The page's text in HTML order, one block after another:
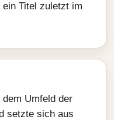
Titel zuletzt im
Umfeld der
setzte sich aus